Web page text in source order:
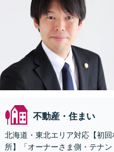
不動産・住まい
北海道・東北エリア対応【初
所】「オーナーさま側・テナ